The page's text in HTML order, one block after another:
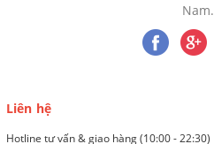
Nam.
Liên hệ
Hotline tư vấn & giao hàng (10:00 - 22:30)